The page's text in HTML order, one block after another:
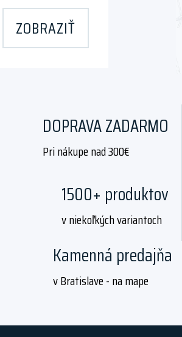
ZOBRAZIŤ
DOPRAVA ZADARMO
Pri nákupe nad 300€
1500+ produktov
v niekoľkých variantoch
Kamenná predajňa
v Bratislave - na mape